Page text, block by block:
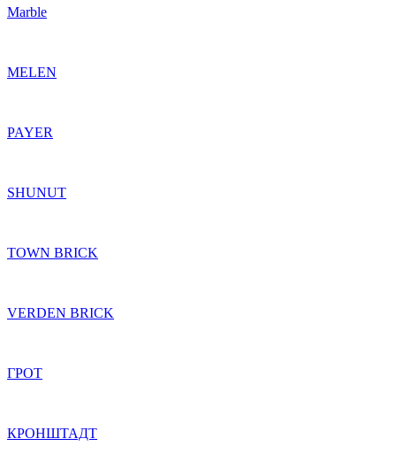
Marble
MELEN
PAYER
SHUNUT
TOWN BRICK
VERDEN BRICK
ГРОТ
КРОНШТАДТ